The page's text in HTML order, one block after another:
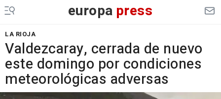
europa press
LA RIOJA
Valdezcaray, cerrada de nuevo
este domingo por condiciones
meteorológicas adversas